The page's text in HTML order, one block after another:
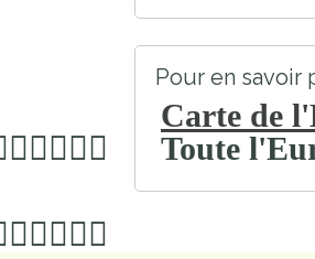
Pour en savoir
Carte de
Toute